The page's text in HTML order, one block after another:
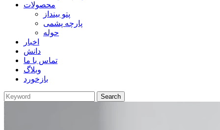
محصولات
پتو بینداز
پارچه پشمی
حوله
اخبار
دانش
تماس با ما
وبلاگ
بازخورد